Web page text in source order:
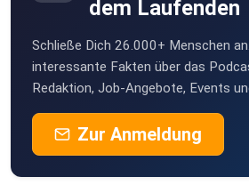
dem Laufenden
Schließe Dich 26.000+ Menschen
interessante Fakten über das
Redaktion, Job-Angebote, Events
Zur Anmeldung